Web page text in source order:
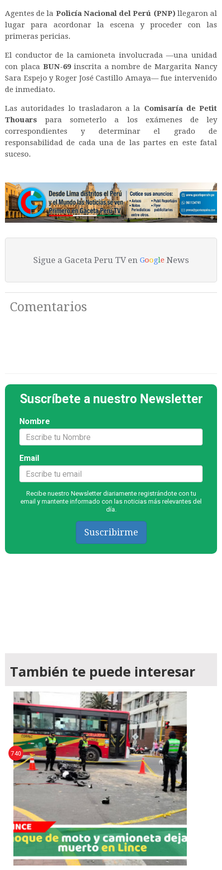
Agentes de la Policía Nacional del Perú (PNP)llegaron al
lugar para acordonar la escena y proceder con las
primeras pericias.
El conductor de la camioneta involucrada —una unidad
con placa BUN-69inscrita a nombre de Margarita Nancy
Sara Espejo y Roger José Castillo Amaya— fue intervenido
de inmediato.
Las autoridades lo trasladaron a la Comisaría de Petit
Thouars para someterlo a los exámenes de ley
correspondientes y determinar el grado de
responsabilidad de cada una de las partes en este fatal
suceso.
Sigue a Gaceta Peru TV en Google News
Comentarios
Suscríbete a nuestro Newsletter
Nombre
Email
Recibe nuestro Newsletter diariamente registrándote con tu
email y mantente informado con las noticias más relevantes del
día.
Suscribirme
También te puede interesar
740